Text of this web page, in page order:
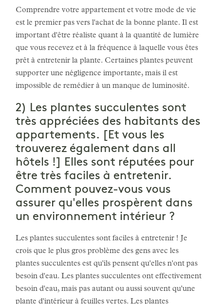
Comprendre votre appartement et votre mode de vie
est le premier pas vers l'achat de la bonne plante. Il est
important d'être réaliste quant à la quantité de lumière
que vous recevez et à la fréquence à laquelle vous êtes
prêt à entretenir la plante. Certaines plantes peuvent
supporter une négligence importante, mais il est
impossible de remédier à un manque de luminosité.
2) Les plantes succulentes sont
très appréciées des habitants des
appartements. [Et vous les
trouverez également dans all
hôtels !] Elles sont réputées pour
être très faciles à entretenir.
Comment pouvez-vous vous
assurer qu'elles prospèrent dans
un environnement intérieur ?
Les plantes succulentes sont faciles à entretenir ! Je
crois que le plus gros problème des gens avec les
plantes succulentes est qu'ils pensent qu'elles n'ont pas
besoin d'eau. Les plantes succulentes ont effectivement
besoin d'eau, mais pas autant ou aussi souvent qu'une
plante d'intérieur à feuilles vertes. Les plantes